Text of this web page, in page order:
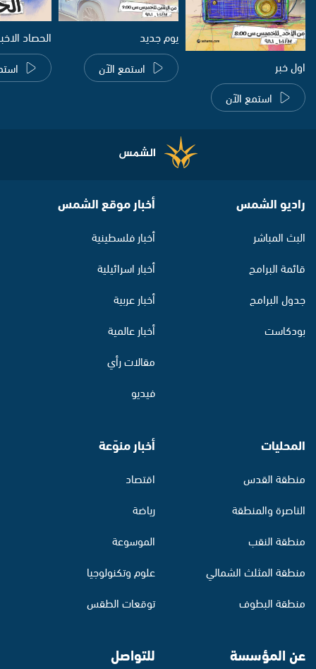
اول خبر
استمع الآن
يوم جديد
استمع الآن
الحصاد
راديو الشمس
البث المباشر
قائمة البرامج
جدول البرامج
بودكاست
أخبار موقع الشمس
أخبار فلسطينية
أخبار اسرائيلية
أخبار عربية
أخبار عالمية
مقالات رأي
فيديو
المحليات
منطقة القدس
الناصرة والمنطقة
منطقة النقب
منطقة المثلث الشمالي
منطقة البطوف
أخبار منوّعة
اقتصاد
رياضة
الموسوعة
علوم وتكنولوجيا
توقعات الطقس
عن المؤسسة للتواصل